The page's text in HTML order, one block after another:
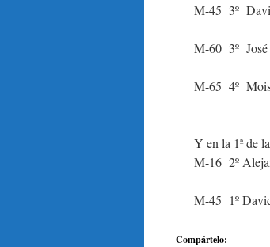
M-45 3º
M-60 3º José
M-65 4º
Y en la 1ª de
M-16 2º
M-45 1º
Compártelo: